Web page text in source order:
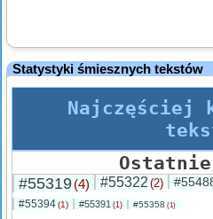
Statystyki śmiesznych tekstów
Najczęściej
#55319(4) #55322 (2)
#55394(1) #55391 (1) #55358 (1)